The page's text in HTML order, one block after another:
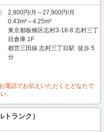
2,900円/月～27,900円/月
0.43m²～4.25m²
東京都板橋区志村3-18-8 志村三丁
目倉庫 1F
都営三田線 志村三丁目駅 徒歩 5
分
電話でお伝えいただくとどなたで
。
ランク）